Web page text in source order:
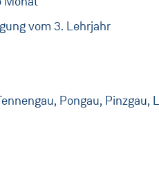
vom 3. Lehrjahr
Pongau, Pinzgau,